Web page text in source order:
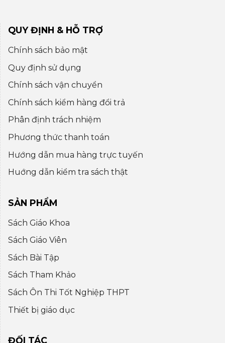
QUY ĐỊNH & HỖ TRỢ
Chính sách bảo mật
Quy định sử dụng
Chính sách vận chuyển
Chính sách kiểm hàng đổi trả
Phân định trách nhiệm
Phương thức thanh toán
Hướng dẫn mua hàng trực tuyến
Huớng dẫn kiểm tra sách thật
SẢN PHẨM
Sách Giáo Khoa
Sách Giáo Viên
Sách Bài Tập
Sách Tham Khảo
Sách Ôn Thi Tốt Nghiệp THPT
Thiết bị giáo dục
ĐỐI TÁC